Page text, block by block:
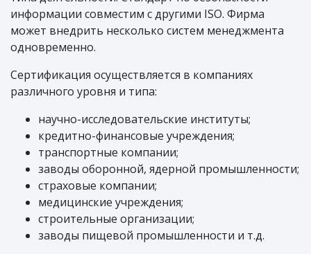
информации совместим с другими ISO. Фирма
может внедрить несколько систем менеджмента
одновременно.
Сертификация осуществляется в компаниях
различного уровня и типа:
научно-исследовательские институты;
кредитно-финансовые учреждения;
транспортные компании;
заводы оборонной, ядерной промышленности;
страховые компании;
медицинские учреждения;
строительные организации;
заводы пищевой промышленности и т.д.